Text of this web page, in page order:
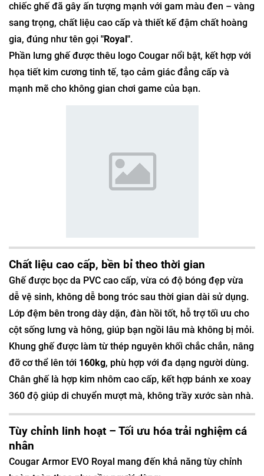
chiếc ghế đã gây ấn tượng mạnh với gam màu đen – vàng
sang trọng, chất liệu cao cấp và thiết kế đậm chất hoàng
gia, đúng như tên gọi "Royal".
Phần lưng ghế được thêu logo Cougar nổi bật, kết hợp với
họa tiết kim cương tinh tế, tạo cảm giác đẳng cấp và
mạnh mẽ cho không gian chơi game của bạn.
Chất liệu cao cấp, bền bỉ theo thời gian
Ghế được bọc da PVC cao cấp, vừa có độ bóng đẹp vừa
dễ vệ sinh, không dễ bong tróc sau thời gian dài sử dụng.
Lớp đệm bên trong dày dặn, đàn hồi tốt, hỗ trợ tối ưu cho
cột sống lưng và hông, giúp bạn ngồi lâu mà không bị mỏi.
Khung ghế được làm từ thép nguyên khối chắc chắn, nâng
đỡ cơ thể lên tới 160kg, phù hợp với đa dạng người dùng.
Chân ghế là hợp kim nhôm cao cấp, kết hợp bánh xe xoay
360 độ giúp di chuyển mượt mà, không trầy xước sàn nhà.
Tùy chỉnh linh hoạt – Tối ưu hóa trải nghiệm cá
nhân
Cougar Armor EVO Royal mang đến khả năng tùy chỉnh